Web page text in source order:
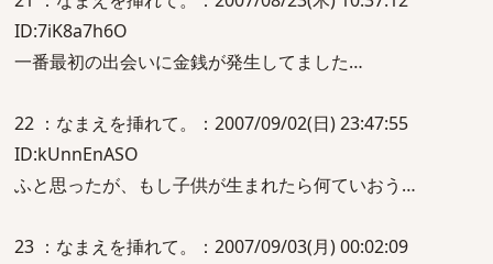
ID:7iK8a7h6O
一番最初の出会いに金銭が発生してました…
22 ：なまえを挿れて。：2007/09/02(日) 23:47:55
ID:kUnnEnASO
ふと思ったが、もし子供が生まれたら何ていおう…
23 ：なまえを挿れて。：2007/09/03(月) 00:02:09